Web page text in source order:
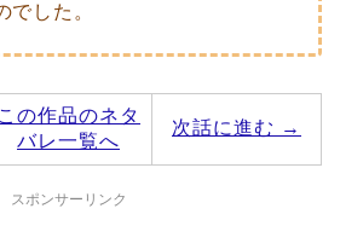
でした。
この作品のネタ
バレ一覧へ
次話に進む →
スポンサーリンク